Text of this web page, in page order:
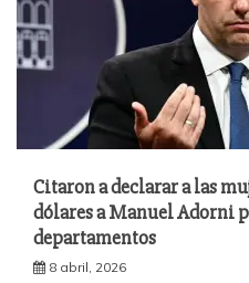
Citaron a declarar a las
dólares a Manuel Adorni
departamentos
8 abril, 2026